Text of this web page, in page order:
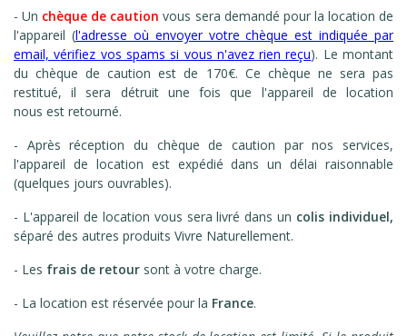
- Un chèque de caution vous sera demandé pour la location de
l'appareil (l'adresse où envoyer votre chèque est indiquée par
email, vérifiez vos spams si vous n'avez rien reçu). Le montant
du chèque de caution est de 170€. Ce chèque ne sera pas
restitué, il sera détruit une fois que l'appareil de location
nous est retourné.
- Après réception du chèque de caution par nos services,
l'appareil de location est expédié dans un délai raisonnable
(quelques jours ouvrables).
- L'appareil de location vous sera livré dans un colis individuel,
séparé des autres produits Vivre Naturellement.
- Les frais de retour sont à votre charge.
- La location est réservée pour la France.